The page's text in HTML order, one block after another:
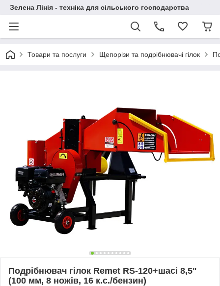
Зелена Лінія - техніка для сільського господарства
Товари та послуги Щепорізи та подрібнювачі гілок
Подрібнювач гілок Remet RS-120+шасі 8,5"
(100 мм, 8 ножів, 16 к.с./бензин)